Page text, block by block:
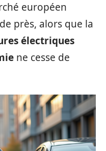
européen
près, alors que la
électriques
ne cesse de